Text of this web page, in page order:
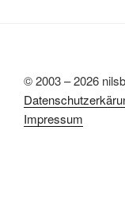
© 2003 – 2026
Impressum